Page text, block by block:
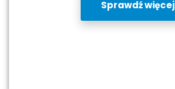
Sprawdź więcej